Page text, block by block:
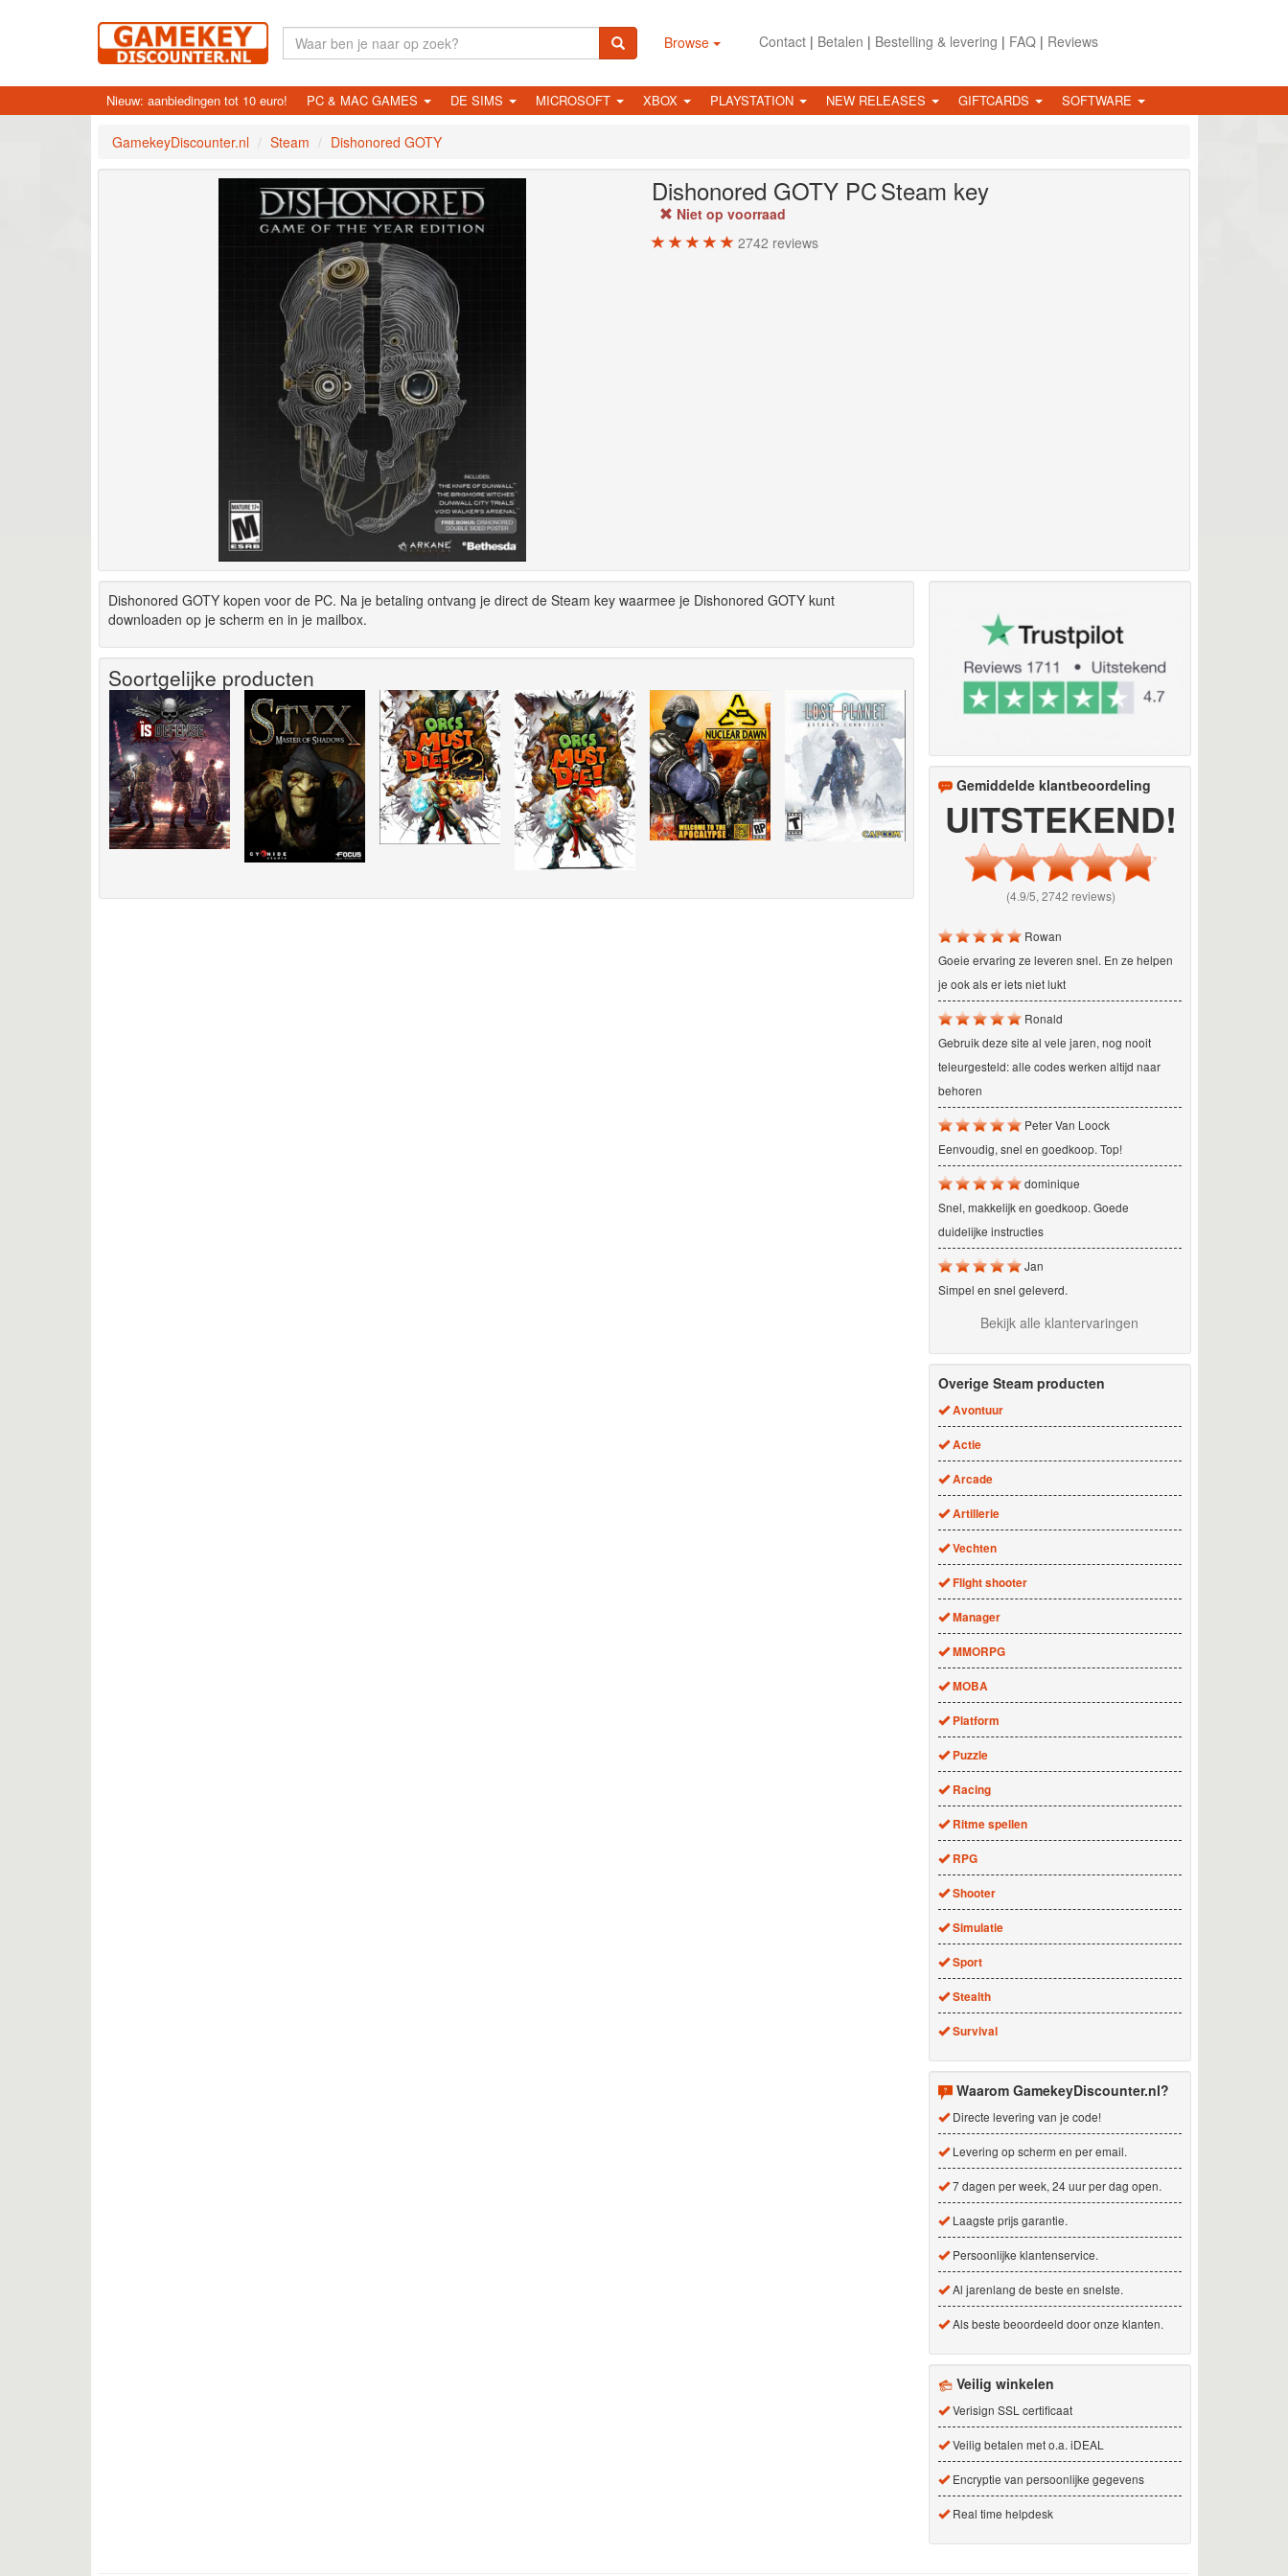
Browse Contact| Betalen | Bestelling & levering | FAQ| Reviews
Nieuw: aanbiedingen tot 10 euro! PC & MAC GAMES DE SIMS MICROSOFT XBOX PLAYSTATION NEW RELEASES GIFTCARDS SOFTWARE
GamekeyDiscounter.nl Steam Dishonored GOTY
Dishonored GOTY PCSteam key
Niet op voorraad
2742 reviews
Dishonored GOTY kopen voor de PC. Na je betaling ontvang je direct de Steam key waarmee je Dishonored GOTY kunt
downloaden op je scherm en in je mailbox.
Soortgelijke producten
Gemiddelde klantbeoordeling
UITSTEKEND!
(4.9/5, 2742 reviews)
Rowan
Goeie ervaring ze leveren snel. En ze helpen
je ook als er iets niet lukt
Ronald
Gebruik deze site al vele jaren, nog nooit
teleurgesteld: alle codes werken altijd naar
behoren
Peter Van Loock
Eenvoudig, snel en goedkoop. Top!
dominique
Snel, makkelijk en goedkoop. Goede
duidelijke instructies
Jan
Simpel en snel geleverd.
Bekijk alle klantervaringen
Overige Steam producten
Avontuur
Actie
Arcade
Artillerie
Vechten
Flight shooter
Manager
MMORPG
MOBA
Platform
Puzzle
Racing
Ritme spellen
RPG
Shooter
Simulatie
Sport
Stealth
Survival
Waarom GamekeyDiscounter.nl?
Directe levering van je code!
Levering op scherm en per email.
7 dagen per week, 24 uur per dag open.
Laagste prijs garantie.
Persoonlijke klantenservice.
Al jarenlang de beste en snelste.
Als beste beoordeeld door onze klanten.
Veilig winkelen
Verisign SSL certificaat
Veilig betalen met o.a. iDEAL
Encryptie van persoonlijke gegevens
Real time helpdesk